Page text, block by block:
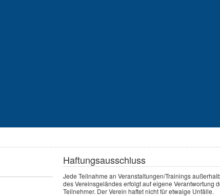
Haftungsausschluss
Jede Teilnahme an Veranstaltungen/Trainings
des Vereinsgeländes erfolgt auf eigene Verantwortung
Teilnehmer. Der Verein haftet nicht für etwaige Unfälle.